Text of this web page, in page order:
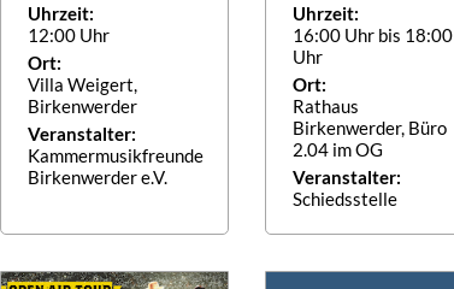
Uhrzeit:
12:00 Uhr
Ort:
Villa Weigert,
Birkenwerder
Veranstalter:
Kammermusikfreunde
Birkenwerder e.V.
Uhrzeit:
16:00 Uhr bis 18:00
Uhr
Ort:
Rathaus
Birkenwerder, Büro
2.04 im OG
Veranstalter:
Schiedsstelle